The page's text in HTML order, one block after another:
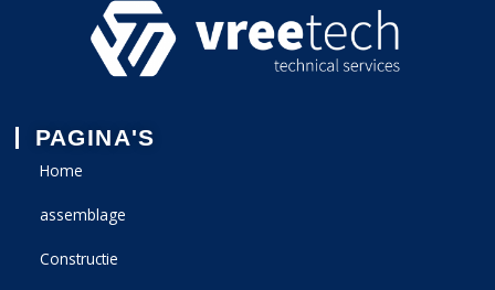
PAGINA'S
Home
assemblage
Constructie